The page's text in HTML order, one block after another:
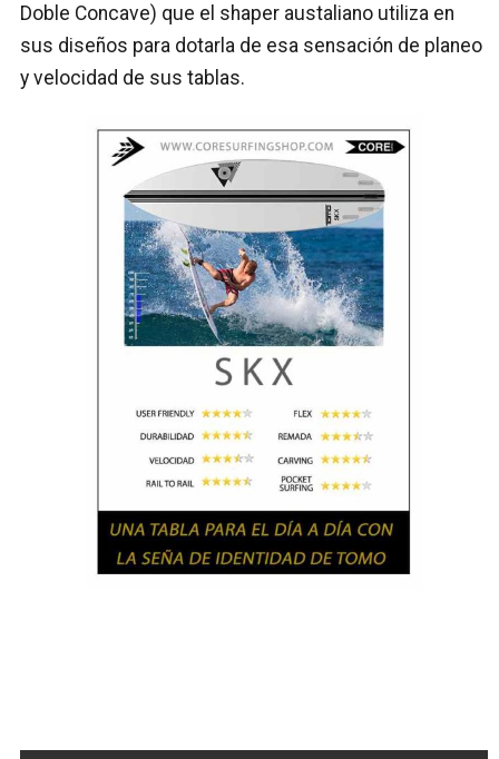
Doble Concave) que el shaper austaliano utiliza en
sus diseños para dotarla de esa sensación de planeo
y velocidad de sus tablas.